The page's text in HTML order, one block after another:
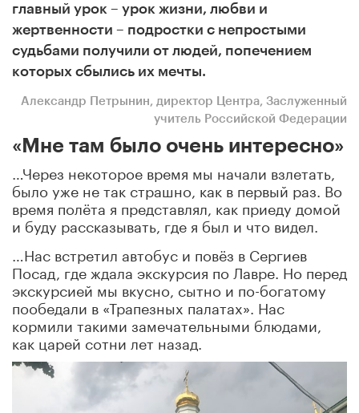
главный урок – урок жизни, любви и
жертвенности – подростки с непростыми
судьбами получили от людей, попечением
которых сбылись их мечты.
Александр Петрынин, директор Центра, Заслуженный
учитель Российской Федерации
«Мне там было очень интересно»
…Через некоторое время мы начали взлетать,
было уже не так страшно, как в первый раз. Во
время полёта я представлял, как приеду домой
и буду рассказывать, где я был и что видел.
…Нас встретил автобус и повёз в Сергиев
Посад, где ждала экскурсия по Лавре. Но перед
экскурсией мы вкусно, сытно и по-богатому
пообедали в «Трапезных палатах». Нас
кормили такими замечательными блюдами,
как царей сотни лет назад.